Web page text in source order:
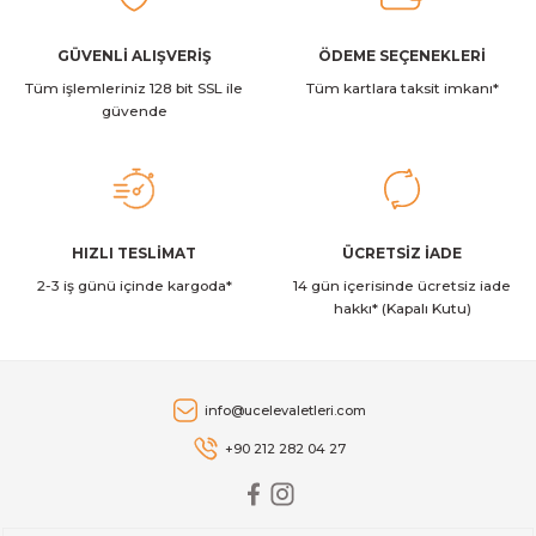
Ürün bilgilerinde hatalar bulunuyor.
Ürün fiyatı diğer sitelerden daha pahalı.
Bu ürüne benzer farklı alternatifler olmalı.
70.000,00 TL
Midea Xtreme Save AG2Eco-09NXD0-I 9000 BTU/h Duvar Tipi
38.091,00 TL
Daikin Sensira FTXF50D A++ 18000 BTU/h Inverter Duvar Tipi
Daikin Sensira FTXF25E A++ 9000 BTU/h Inverter Duvar Tipi Klima
GÜVENLİ ALIŞVERİŞ
Tüm işlemleriniz 128 bit SSL ile
güvende
ÖDEME SEÇENEKLERİ
Tüm kartlara taksit imkanı*
HIZLI TESLİMAT
2-3 iş günü içinde kargoda*
ÜCRETSİZ İADE
14 gün içerisinde ücretsiz iade
hakkı* (Kapalı Kutu)
info@ucelevaletleri.com
+90 212 282 04 27